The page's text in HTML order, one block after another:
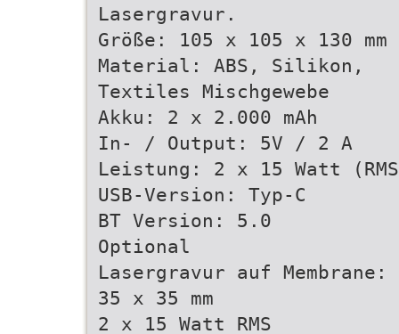
Lasergravur.
Größe: 105 x 105 x 130 mm
Material: ABS, Silikon,
Textiles Mischgewebe
Akku: 2 x 2.000 mAh
In- / Output: 5V / 2 A
Leistung: 2 x 15 Watt
USB-Version: Typ-C
BT Version: 5.0
Optional
Lasergravur auf Membrane:
35 x 35 mm
2 x 15 Watt RMS